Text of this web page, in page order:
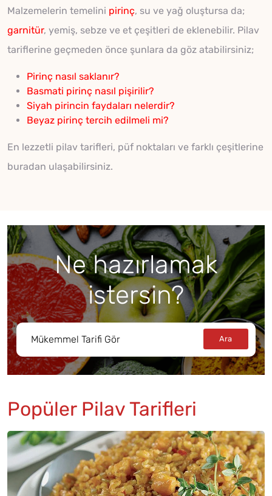
Malzemelerin temelini pirinç, su ve yağ oluştursa da;
garnitür, yemiş, sebze ve et çeşitleri de eklenebilir. Pilav
tariflerine geçmeden önce şunlara da göz atabilirsiniz;
Pirinç nasıl saklanır?
Basmati pirinç nasıl pişirilir?
Siyah pirincin faydaları nelerdir?
Beyaz pirinç tercih edilmeli mi?
En lezzetli pilav tarifleri, püf noktaları ve farklı çeşitlerine
buradan ulaşabilirsiniz.
Ne hazırlamak
istersin?
Popüler Pilav Tarifleri